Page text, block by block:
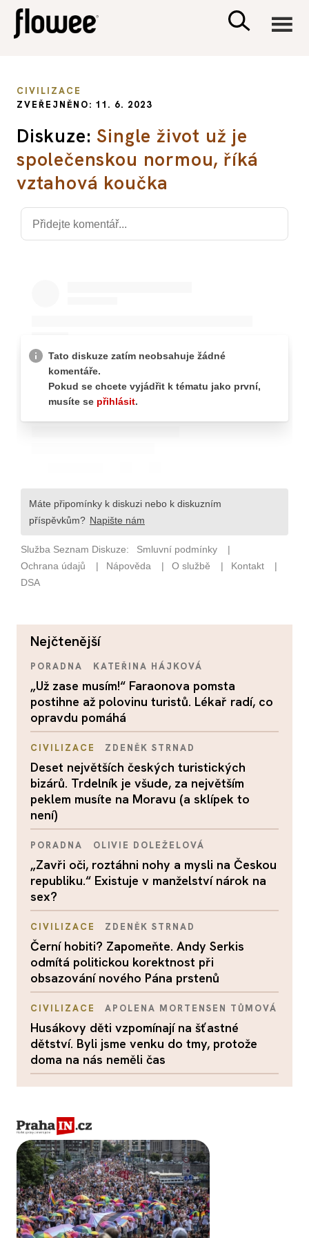
PSYCHOLOGIE
SEX A VZTAHY
CIVILIZACE
ZVEŘEJNĚNO: 11. 6. 2023
Diskuze: Single život už je
společenskou normou, říká
vztahová koučka
nejčtenější
PORADNA KATEŘINA HÁJKOVÁ
„Už zase musím!“ Faraonova pomsta
postihne až polovinu turistů. Lékař radí, co
opravdu pomáhá
CIVILIZACE ZDENĚK STRNAD
Deset největších českých turistických
bizárů. Trdelník je všude, za největším
peklem musíte na Moravu (a sklípek to
není)
PORADNA OLIVIE DOLEŽELOVÁ
„Zavři oči, roztáhni nohy a mysli na Českou
republiku.“ Existuje v manželství nárok na
sex?
CIVILIZACE ZDENĚK STRNAD
Černí hobiti? Zapomeňte. Andy Serkis
odmítá politickou korektnost při
obsazování nového Pána prstenů
CIVILIZACE APOLENA MORTENSEN TŮMOVÁ
Husákovy děti vzpomínají na šťastné
dětství. Byli jsme venku do tmy, protože
doma na nás neměli čas